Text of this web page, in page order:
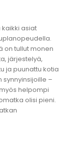
kaikki asiat
on tullut monen
järjestelyä,
ja puunattu kotia
–
helpompi
olisi pieni.